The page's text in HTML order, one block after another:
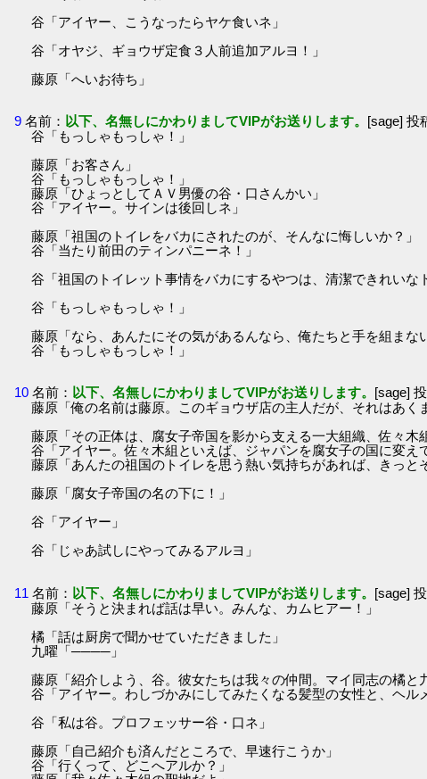
谷「アイヤー、こうなったらヤケ食いネ」
谷「オヤジ、ギョウザ定食３人前追加アルヨ！」
藤原「へいお待ち」
9 名前： 以下、名無しにかわりましてVIPがお送りします。 [sage] 投
谷「もっしゃもっしゃ！」
藤原「お客さん」
谷「もっしゃもっしゃ！」
藤原「ひょっとしてＡＶ男優の谷・口さんかい」
谷「アイヤー。サインは後回しネ」
藤原「祖国のトイレをバカにされたのが、そんなに悔しいか？」
谷「当たり前田のティンパニーネ！」
谷「祖国のトイレット事情をバカにするやつは、清潔できれいな
谷「もっしゃもっしゃ！」
藤原「なら、あんたにその気があるんなら、俺たちと手を組まな
谷「もっしゃもっしゃ！」
10 名前： 以下、名無しにかわりましてVIPがお送りします。 [sage]
藤原「俺の名前は藤原。このギョウザ店の主人だが、それはあく
藤原「その正体は、腐女子帝国を影から支える一大組織、佐々木
谷「アイヤー。佐々木組といえば、ジャパンを腐女子の国に変え
藤原「あんたの祖国のトイレを思う熱い気持ちがあれば、きっと
藤原「腐女子帝国の名の下に！」
谷「アイヤー」
谷「じゃあ試しにやってみるアルヨ」
11 名前： 以下、名無しにかわりましてVIPがお送りします。 [sage]
藤原「そうと決まれば話は早い。みんな、カムヒアー！」
橘「話は厨房で聞かせていただきました」
九曜「────」
藤原「紹介しよう、谷。彼女たちは我々の仲間。マイ同志の橘と
谷「アイヤー。わしづかみにしてみたくなる髪型の女性と、ヘル
谷「私は谷。プロフェッサー谷・口ネ」
藤原「自己紹介も済んだところで、早速行こうか」
谷「行くって、どこへアルか？」